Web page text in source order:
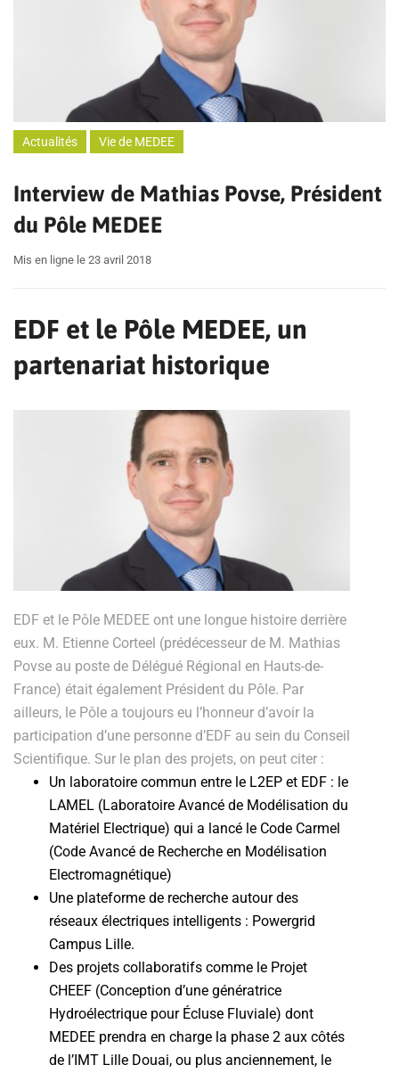
Actualités Vie de MEDEE
Interview de Mathias Povse, Président
du Pôle MEDEE
Mis en ligne le 23 avril 2018
EDF et le Pôle MEDEE, un
partenariat historique
EDF et le Pôle MEDEE ont une longue histoire derrière
eux. M. Etienne Corteel (prédécesseur de M. Mathias
Povse au poste de Délégué Régional en Hauts-de-
France) était également Président du Pôle. Par
ailleurs, le Pôle a toujours eu l’honneur d’avoir la
participation d’une personne d’EDF au sein du Conseil
Scientifique. Sur le plan des projets, on peut citer :
Un laboratoire commun entre le L2EP et EDF : le
LAMEL (Laboratoire Avancé de Modélisation du
Matériel Electrique) qui a lancé le Code Carmel
(Code Avancé de Recherche en Modélisation
Electromagnétique)
Une plateforme de recherche autour des
réseaux électriques intelligents : Powergrid
Campus Lille.
Des projets collaboratifs comme le Projet
CHEEF (Conception d’une génératrice
Hydroélectrique pour Écluse Fluviale) dont
MEDEE prendra en charge la phase 2 aux côtés
de l’IMT Lille Douai, ou plus anciennement, le